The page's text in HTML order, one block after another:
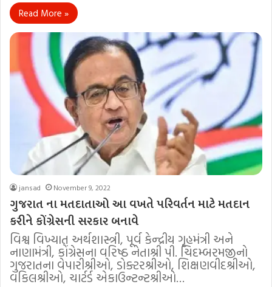
Read More »
jansad November 9, 2022
ગુજરાત ના મતદાતાઓ આ વખતે પરિવર્તન માટે મતદાન
કરીને કોંગ્રેસની સરકાર બનાવે
વિશ્વ વિખ્યાત અર્થશાસ્ત્રી, પૂર્વ કેન્દ્રીય ગૃહમંત્રી અને
નાણામંત્રી, કોંગ્રેસના વરિષ્ઠ નેતાશ્રી પી. ચિદમ્બરમજીનો
ગુજરાતના વેપારીશ્રીઓ, ડોક્ટરશ્રીઓ, શિક્ષણવીદશ્રીઓ,
વકિલશ્રીઓ, ચાર્ટર્ડ એકાઉન્ટન્ટશ્રીઓ…